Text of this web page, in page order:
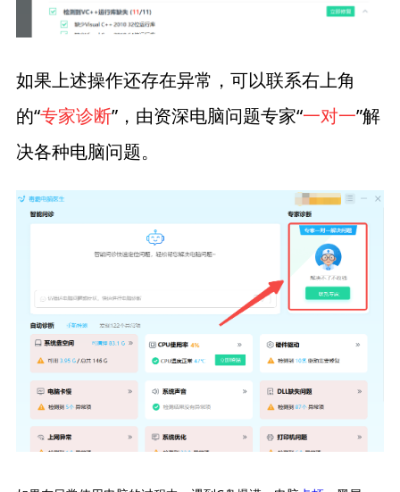
如果上述操作还存在异常，可以联系右上角
的“专家诊断”，由资深电脑问题专家“一对一”解
决各种电脑问题。